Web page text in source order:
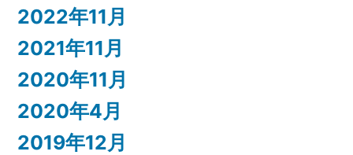
2022年11月
2021年11月
2020年11月
2020年4月
2019年12月